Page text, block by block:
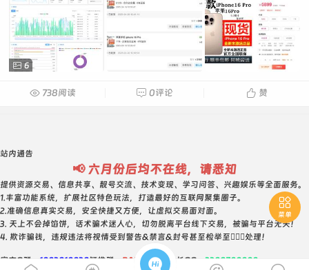
 6
 738阅读  0评论  赞

菜单

站内通告
📢 六月份后均不在线，请悉知
提供资源交易、信息共享、靓号交流、技术变现、学习问答、兴趣娱乐等全面服务。
1.丰富功能系统，扩展社区特色玩法，打造最好的互联网聚集圈子。
2.准确信息真实交易，安全快捷又方便，让虚拟交易面对面。
3. 天上不会掉馅饼，话术骗术迷人心，切勿脱离平台线下交易，被骗与平台无关！
4. 欺诈骗钱，违规违法将视情受到警告&禁言&封号甚至检举至👮🏻‍♀️处理！
官方Q群： 1003810038钉推群： BAYR2383 站长QQ： 3388700000